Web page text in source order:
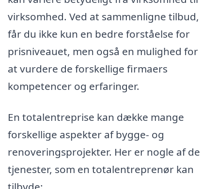
virksomhed. Ved at sammenligne tilbud,
får du ikke kun en bedre forståelse for
prisniveauet, men også en mulighed for
at vurdere de forskellige firmaers
kompetencer og erfaringer.
En totalentreprise kan dække mange
forskellige aspekter af bygge- og
renoveringsprojekter. Her er nogle af de
tjenester, som en totalentreprenør kan